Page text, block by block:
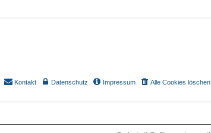
Alle Cookies löschen
Impressum
Datenschutz
Kontakt